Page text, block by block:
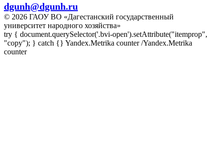
dgunh@dgunh.ru
© 2026 ГАОУ ВО «Дагестанский государственный
университет народного хозяйства»
try { document.querySelector('.bvi-open').setAttribute("itemprop",
"copy"); } catch {} Yandex.Metrika counter/Yandex.Metrika
counter